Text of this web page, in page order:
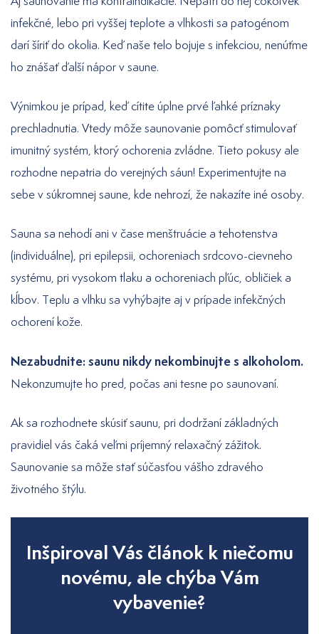
infekčné, lebo pri vyššej teplote a vlhkosti sa patogénom
darí šíriť do okolia. Keď naše telo bojuje s infekciou, nenúťme
ho znášať ďalší nápor v saune.
Výnimkou je prípad, keď cítite úplne prvé ľahké príznaky
prechladnutia. Vtedy môže saunovanie pomôcť stimulovať
imunitný systém, ktorý ochorenia zvládne. Tieto pokusy ale
rozhodne nepatria do verejných sáun! Experimentujte na
sebe v súkromnej saune, kde nehrozí, že nakazíte iné osoby.
Sauna sa nehodí ani v čase menštruácie a tehotenstva
(individuálne), pri epilepsii, ochoreniach srdcovo-cievneho
systému, pri vysokom tlaku a ochoreniach pľúc, obličiek a
kĺbov. Teplu a vlhku sa vyhýbajte aj v prípade infekčných
ochorení kože.
Nezabudnite: saunu nikdy nekombinujte s alkoholom.
Nekonzumujte ho pred, počas ani tesne po saunovaní.
Ak sa rozhodnete skúsiť saunu, pri dodržaní základných
pravidiel vás čaká veľmi príjemný relaxačný zážitok.
Saunovanie sa môže stať súčasťou vášho zdravého
životného štýlu.
Inšpiroval Vás článok k niečomu
novému, ale chýba Vám
vybavenie?